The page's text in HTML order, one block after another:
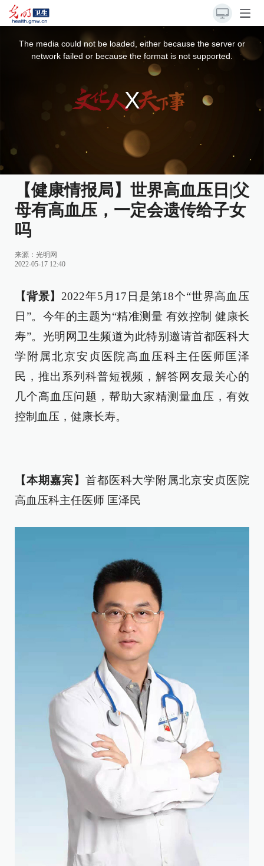
The media could not be loaded, either because the server or
network failed or because the format is not supported.
【健康情报局】世界高血压日|父
母有高血压，一定会遗传给子女
吗
来源： 光明网
2022-05-17 12:40
【背景】 2022年5月17日是第18个“世界高血压
日”。今年的主题为“精准测量 有效控制 健康长
寿”。光明网卫生频道为此特别邀请首都医科大
学附属北京安贞医院高血压科主任医师匡泽
民，推出系列科普短视频，解答网友最关心的
几个高血压问题，帮助大家精测量血压，有效
控制血压，健康长寿。
【本期嘉宾】 首都医科大学附属北京安贞医院
高血压科主任医师 匡泽民